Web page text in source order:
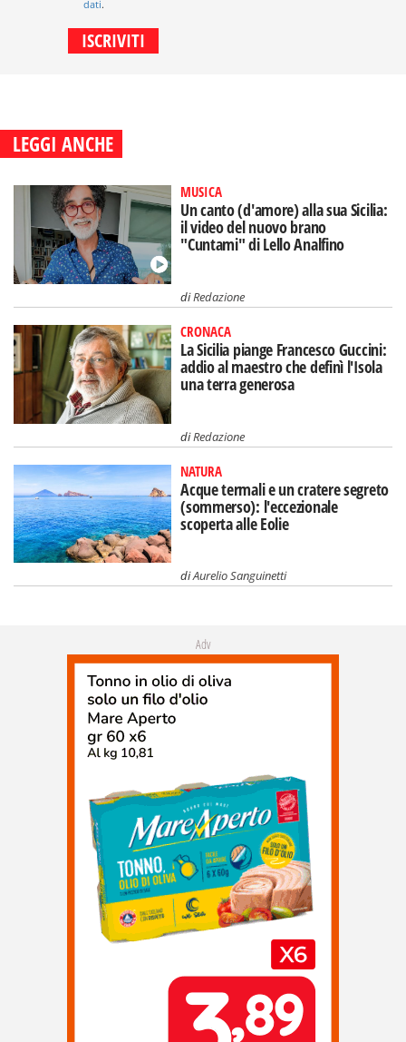
dati.
LEGGI ANCHE
MUSICA
Un canto (d'amore) alla sua Sicilia:
il video del nuovo brano
"Cuntami" di Lello Analfino
diRedazione
CRONACA
La Sicilia piange Francesco Guccini:
addio al maestro che definì l'Isola
una terra generosa
diRedazione
NATURA
Acque termali e un cratere segreto
(sommerso): l'eccezionale
scoperta alle Eolie
diAurelio Sanguinetti
Adv